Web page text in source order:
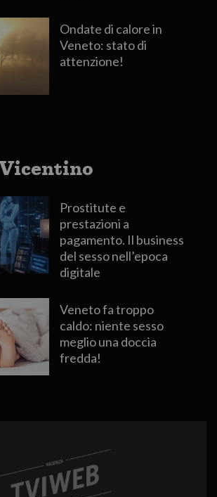
Ondate di calore in
Veneto: stato di
attenzione!
Prostitute e
prestazioni a
pagamento. Il business
del sesso nell’epoca
digitale
Veneto fa troppo
caldo: niente sesso
meglio una doccia
fredda!